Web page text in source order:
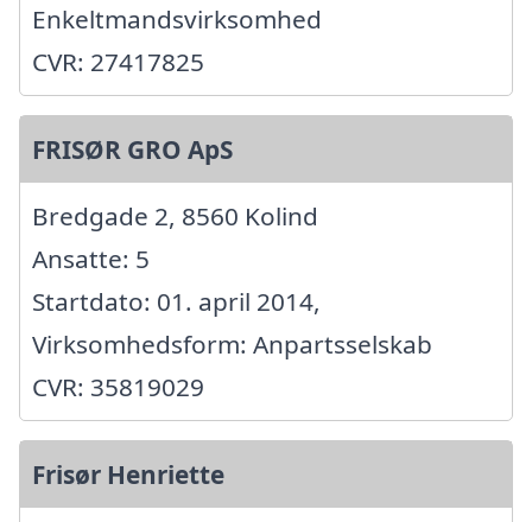
Enkeltmandsvirksomhed
CVR: 27417825
FRISØR GRO ApS
Bredgade 2, 8560 Kolind
Ansatte: 5
Startdato: 01. april 2014,
Virksomhedsform: Anpartsselskab
CVR: 35819029
Frisør Henriette